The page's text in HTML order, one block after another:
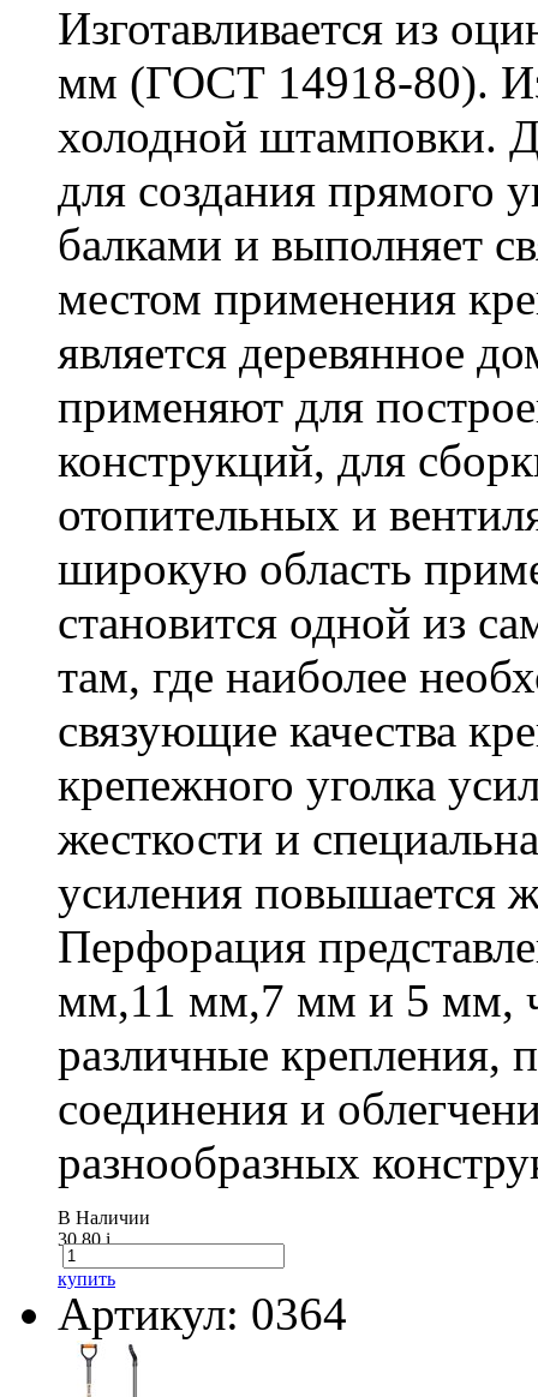
Изготавливается из
мм (ГОСТ 14918-80).
холодной штамповки.
для создания прямого
балками и выполняет
местом применения
является деревянное
применяют для
конструкций, для
отопительных и
широкую область
становится одной из
там, где наиболее
связующие качества
крепежного уголка
жесткости и
усиления повышается
Перфорация
мм,11 мм,7 мм и 5 мм,
различные
соединения и
разнообразных
В Наличии
30.80i
купить
Артикул: 0364